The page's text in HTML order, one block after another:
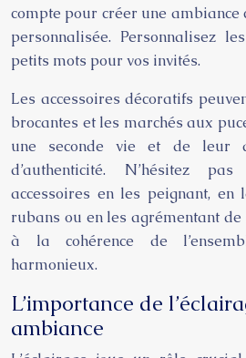
compte pour créer une ambiance
personnalisée. Personnalisez
petits mots pour vos invités.
Les accessoires décoratifs
brocantes et les marchés aux
une seconde vie et de leur
d’authenticité. N’hésitez
accessoires en les peignant, en
rubans ou en les agrémentant
à la cohérence de
harmonieux.
L’importance de
ambiance